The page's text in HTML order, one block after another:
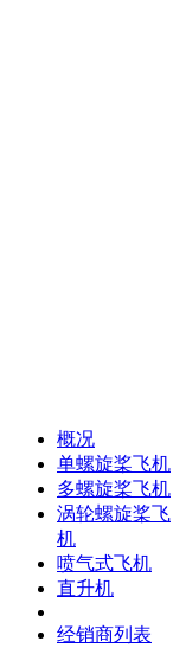
概况
单螺旋桨飞机
多螺旋桨飞机
涡轮螺旋桨飞
机
喷气式飞机
直升机
经销商列表